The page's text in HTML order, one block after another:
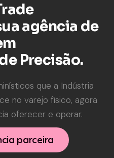
agência de
Precisão.
que a Indústria
no varejo físico, agora
oferecer e operar.
parceira